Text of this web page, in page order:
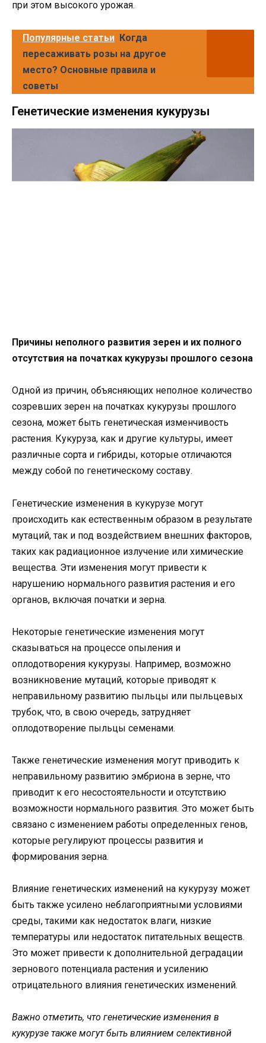
при этом высокого урожая.
Популярные статьи Когда
пересаживать розы на другое
место? Основные правила и
советы
Генетические изменения кукурузы
Причины неполного развития зерен и их полного
отсутствия на початках кукурузы прошлого сезона
Одной из причин, объясняющих неполное количество
созревших зерен на початках кукурузы прошлого
сезона, может быть генетическая изменчивость
растения. Кукуруза, как и другие культуры, имеет
различные сорта и гибриды, которые отличаются
между собой по генетическому составу.
Генетические изменения в кукурузе могут
происходить как естественным образом в результате
мутаций, так и под воздействием внешних факторов,
таких как радиационное излучение или химические
вещества. Эти изменения могут привести к
нарушению нормального развития растения и его
органов, включая початки и зерна.
Некоторые генетические изменения могут
сказываться на процессе опыления и
оплодотворения кукурузы. Например, возможно
возникновение мутаций, которые приводят к
неправильному развитию пыльцы или пыльцевых
трубок, что, в свою очередь, затрудняет
оплодотворение пыльцы семенами.
Также генетические изменения могут приводить к
неправильному развитию эмбриона в зерне, что
приводит к его несостоятельности и отсутствию
возможности нормального развития. Это может быть
связано с изменением работы определенных генов,
которые регулируют процессы развития и
формирования зерна.
Влияние генетических изменений на кукурузу может
быть также усилено неблагоприятными условиями
среды, такими как недостаток влаги, низкие
температуры или недостаток питательных веществ.
Это может привести к дополнительной деградации
зернового потенциала растения и усилению
отрицательного влияния генетических изменений.
Важно отметить, что генетические изменения в
кукурузе также могут быть влиянием селективной